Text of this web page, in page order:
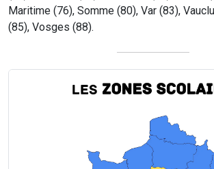
Maritime (76), Somme (80), Var (83),
(85), Vosges (88).